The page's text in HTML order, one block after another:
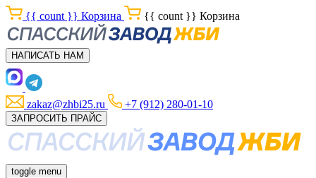
{{ count }} Корзина {{ count }} Корзина
НАПИСАТЬ НАМ
zakaz@zhbi25.ru +7 (912) 280-01-10
ЗАПРОСИТЬ ПРАЙС
toggle menu